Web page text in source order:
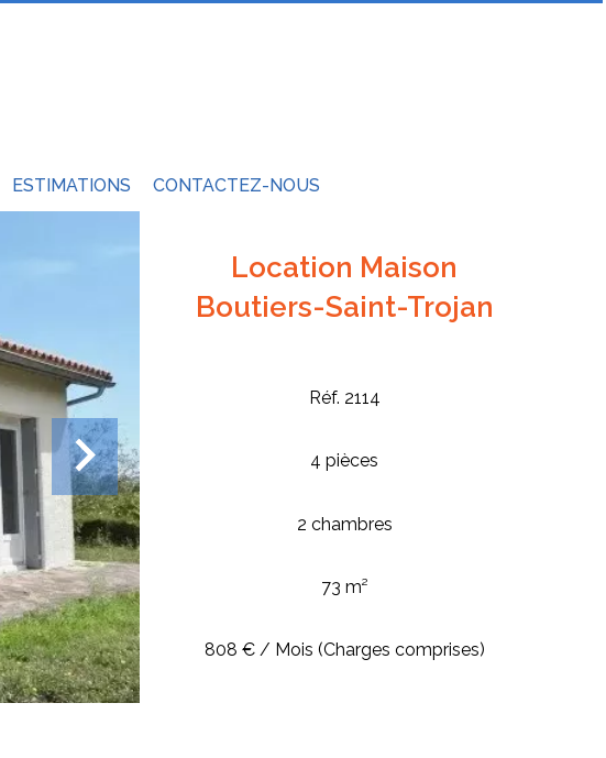
ESTIMATIONS CONTACTEZ-NOUS
Location Maison
Boutiers-Saint-Trojan
Réf. 2114
4 pièces
2 chambres
73 m²
808 € / Mois (Charges comprises)